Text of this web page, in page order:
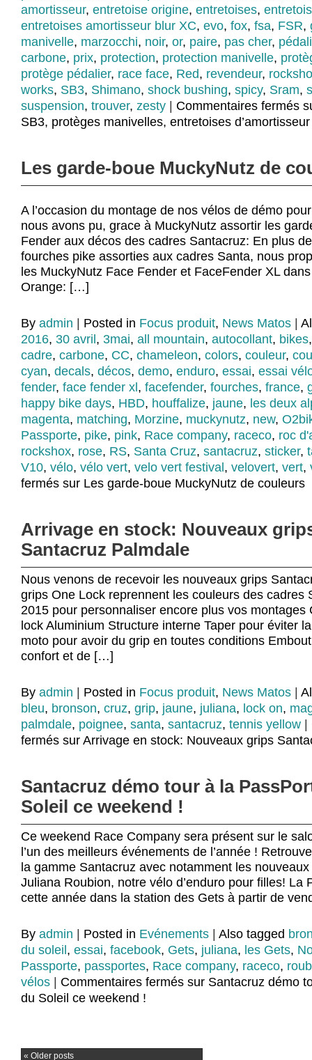
amortisseur, entretoise origine, entretoises,
entretoises amortisseur blur XC, evo, fox, fsa, FSR,
manivelle, marzocchi, noir, or, paire, pas cher,
carbone, prix, protection, protection manivelle,
protège pédalier, race face, Red, revendeur,
works, SB3, Shimano, shock bushing, spicy, Sram,
suspension, trouver, zesty Commentaires fermés
SB3, protèges manivelles, entretoises
Les garde-boue MuckyNutz de
A l’occasion du montage de nos vélos de démo
nous avons pu, grace à MuckyNutz assortir les
Fender aux décos des cadres Santacruz: En plus
fourches pike assorties aux cadres Santa, nous
les MuckyNutz Face Fender et FaceFender XL
Orange: […]
By admin Posted in Focus produit, News Matos
2016, 30 avril , 3mai, all mountain, autocollant, bikes
cadre, carbone, CC, chameleon, colors, couleur,
cyan, decals, décos, demo, enduro, essai, essai
fender, face fender xl , facefender, fourches, france,
happy bike days, HBD, houffalize, jaune, les deux
magenta, matching, Morzine, muckynutz, new,
Passporte, pike, pink, Race company, raceco, roc
rockshox, rose, RS, Santa Cruz, santacruz, sticker,
V10, vélo, vélo vert, velo vert festival , velovert, vert,
fermés sur Les garde-boue MuckyNutz de couleurs
Arrivage en stock: Nouveaux
Santacruz Palmdale
Nous venons de recevoir les nouveaux grips
grips One Lock reprennent les couleurs des cadres
2015 pour personnaliser encore plus vos montages
lock Aluminium Structure interne Taper pour éviter
moto pour avoir du grip en toutes conditions
confort et de […]
By admin Posted in Focus produit, News Matos
bleu, bronson, cruz, grip, jaune, juliana, lock on,
palmdale, poignee, santa, santacruz, tennis yellow
fermés sur Arrivage en stock: Nouveaux grips
Santacruz démo tour à la
Soleil ce weekend !
Ce weekend Race Company sera présent sur le
l’un des meilleurs événements de l’année !
la gamme Santacruz avec notamment les
Juliana Roubion, notre vélo d’enduro pour filles! La
cette année dans la station des Gets à partir de
By admin Posted in Evénements Also tagged
du soleil , essai, facebook, Gets, juliana, les Gets,
Passporte, passportes, Race company, raceco,
vélos
Commentaires fermés sur Santacruz démo
du Soleil ce weekend !
« Older posts